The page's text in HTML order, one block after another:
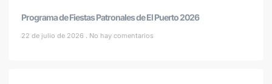
Programa de Fiestas Patronales de El Puerto 2026
22 de julio de 2026 No hay comentarios